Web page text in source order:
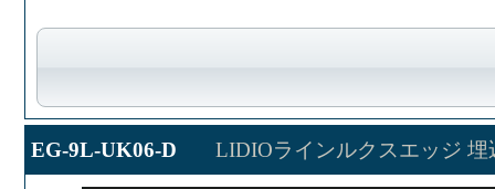
EG-9L-UK06-D LIDIOラインルクスエッジ 埋